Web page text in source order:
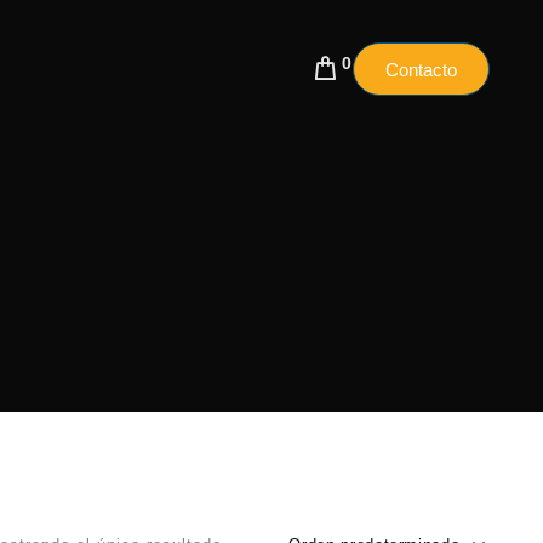
0 Contacto